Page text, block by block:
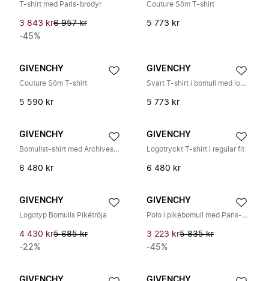
T-shirt med Paris-brodyr
3 843 kr6 957 kr
-45%
Couture Söm T-shirt
5 773 kr
GIVENCHY
Couture Söm T-shirt
5 590 kr
GIVENCHY
Svart T-shirt i bomull med logotyp
5 773 kr
GIVENCHY
Bomullst-shirt med Archives-tryck
6 480 kr
GIVENCHY
Logotryckt T-shirt i regular fit
6 480 kr
GIVENCHY
Logotyp Bomulls Pikétröja
4 430 kr5 685 kr
-22%
GIVENCHY
Polo i pikébomull med Paris-brodyr
3 223 kr5 835 kr
-45%